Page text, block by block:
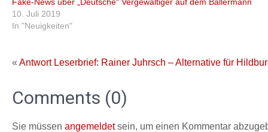
10. Juli 2019
In "Neuigkeiten"
« Antwort Leserbrief: Rainer Juhrsch – Alternative für
Comments (0)
Sie müssen angemeldetsein, um einen Kommentar